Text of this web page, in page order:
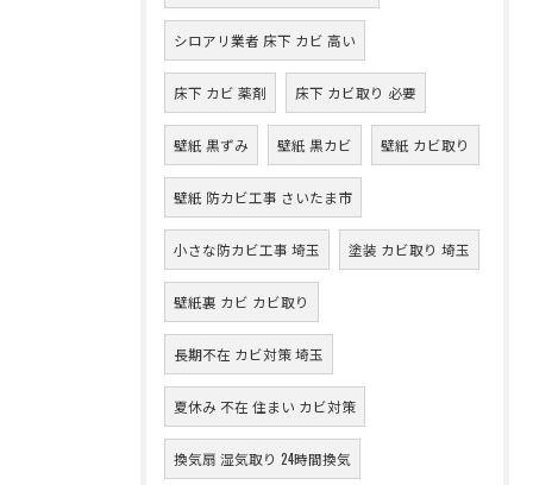
シロアリ業者 床下 カビ 高い
床下 カビ 薬剤 床下 カビ取り 必要
壁紙 黒ずみ 壁紙 黒カビ 壁紙 カビ取り
壁紙 防カビ工事 さいたま市
小さな防カビ工事 埼玉 塗装 カビ取り 埼玉
壁紙裏 カビ カビ取り
長期不在 カビ対策 埼玉
夏休み 不在 住まい カビ対策
換気扇 湿気取り 24時間換気